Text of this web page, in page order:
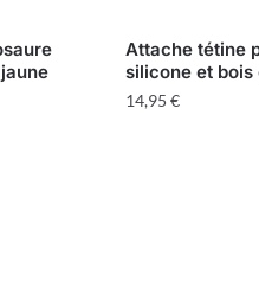
Attache tétine
silicone et bois
14,95 €